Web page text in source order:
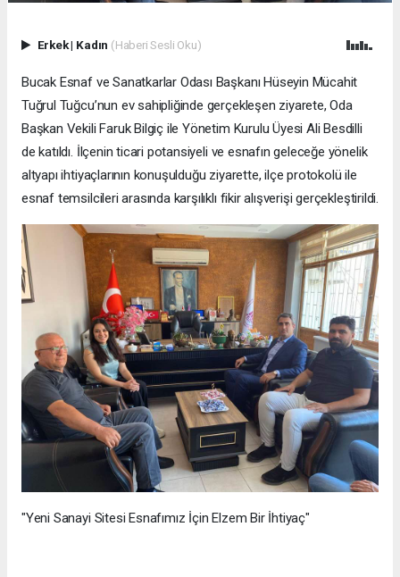
Erkek| Kadın (Haberi Sesli Oku)
Bucak Esnaf ve Sanatkarlar Odası Başkanı Hüseyin Mücahit
Tuğrul Tuğcu’nun ev sahipliğinde gerçekleşen ziyarete, Oda
Başkan Vekili Faruk Bilgiç ile Yönetim Kurulu Üyesi Ali Besdilli
de katıldı. İlçenin ticari potansiyeli ve esnafın geleceğe yönelik
altyapı ihtiyaçlarının konuşulduğu ziyarette, ilçe protokolü ile
esnaf temsilcileri arasında karşılıklı fikir alışverişi gerçekleştirildi.
"Yeni Sanayi Sitesi Esnafımız İçin Elzem Bir İhtiyaç"